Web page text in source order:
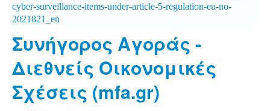
cyber-surveillance-items-under-article-5-regulation-eu-no-
2021821_en
Συνήγορος Αγοράς -
Διεθνείς Οικονομικές
Σχέσεις (mfa.gr)